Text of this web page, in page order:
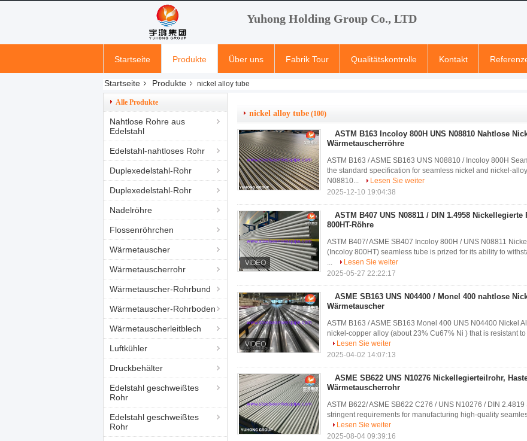
Yuhong Holding Group Co., LTD
Startseite Produkte Über uns Fabrik Tour Qualitätskontrolle Kontakt
Startseite Produkte nickel alloy tube
Alle Produkte
Nahtlose Rohre aus
Edelstahl
Edelstahl-nahtloses Rohr
Duplexedelstahl-Rohr
Duplexedelstahl-Rohr
Nadelröhre
Flossenröhrchen
Wärmetauscher
Wärmetauscherrohr
Wärmetauscher-Rohrbund
Wärmetauscher-Rohrboden
Wärmetauscherleitblech
Luftkühler
Druckbehälter
Edelstahl geschweißtes
Rohr
Edelstahl geschweißtes
Rohr
nickel alloy tube (100)
ASTM B163 Incoloy 800H UNS N08810 Nahtlose
Wärmetauscherröhre
ASTM B163 / ASME SB163 UNS N08810 / Incoloy 800H
the standard specification for seamless nickel and nickel-
N08810...
Lesen Sie weiter
2025-12-10 19:04:38
ASTM B407 UNS N08811 / DIN 1.4958
800HT-Röhre
ASTM B407/ ASME SB407 Incoloy 800H / UNS N08811
(Incoloy 800HT) seamless tube is prized for its ability to
...
Lesen Sie weiter
2025-05-27 22:22:17
ASME SB163 UNS N04400 / Monel 400 nahtlose
Wärmetauscher
ASTM B163 / ASME SB163 Monel 400 UNS N04400 Nickel
nickel-copper alloy (about 23% Cu67% Ni ) that is resistant
Lesen Sie weiter
2025-04-02 14:07:13
ASME SB622 UNS N10276 Nickellegierteilrohr,
Wärmetauscherrohr
ASTM B622/ ASME SB622 C276 / UNS N10276 / DIN
stringent requirements for manufacturing high-quality
Lesen Sie weiter
2025-08-04 09:39:16